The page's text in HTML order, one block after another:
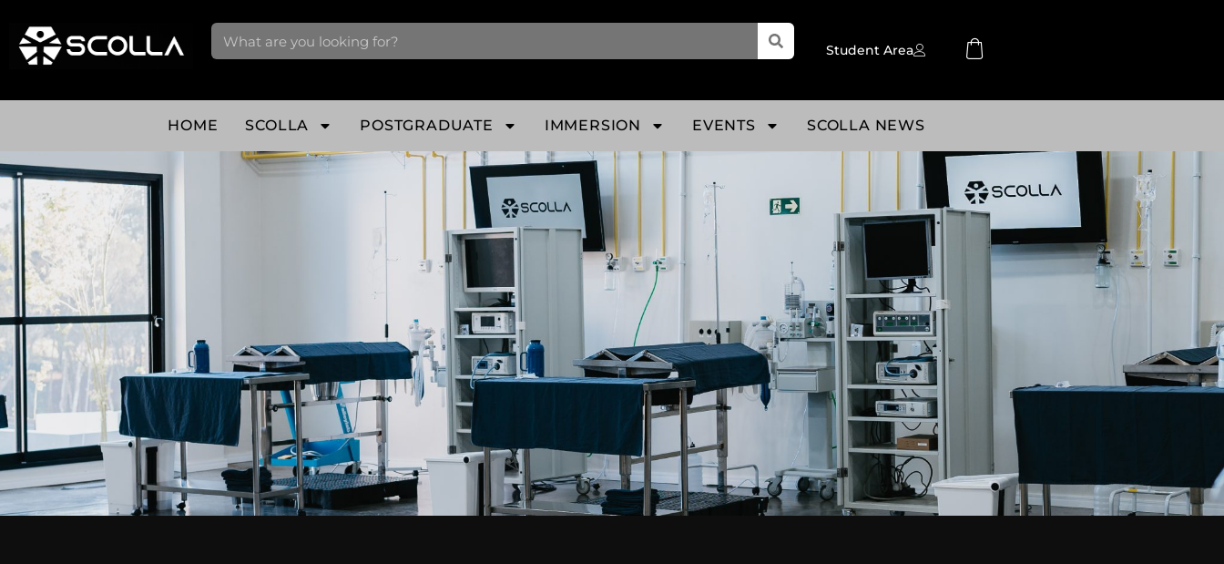
Student Area
HOME SCOLLA POSTGRADUATE IMMERSION EVENTS SCOLLA NEWS